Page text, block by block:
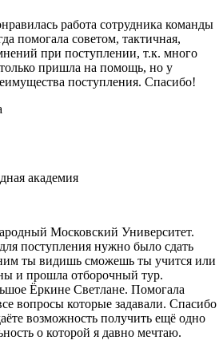
работа сотрудника команды
помогала советом, тактичная,
при поступлении, т.к. много
пришла на помощь, но у
поступления. Спасибо!
академия
Московский Университет.
поступления нужно было сдать
ты видишь сможешь ты учится или
и прошла отборочный тур.
Ёркине Светлане. Помогала
вопросы которые задавали. Спасибо
возможность получить ещё одно
о которой я давно мечтаю.